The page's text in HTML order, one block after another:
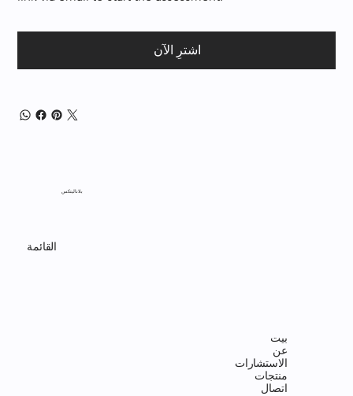
اشترِ الآن
بلاناليتكس
القائمة
بيت
عن
الاستشارات
منتجات
اتصال